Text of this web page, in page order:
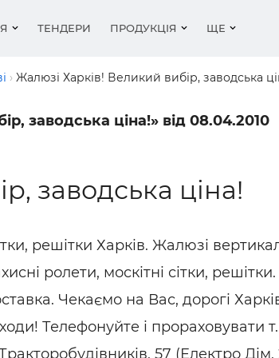
Нерухомість
Метал, вироби з
Покрівля, матеріали
Двері, ворота
Пиломатеріали,
Цегла, цемент, бетон,
тощо
ТЕНДЕРИ ПРОДУКЦІЯ
Вікна
Оздоблювальні
Матеріали для стін -
піноблоки
ЩЕ
Рейтинги
Жалюзі Харків! Великий вибір, заводська
заводська ціна!» від 08.04.2010
заводська ціна!
решітки Харків. Жалюзі
ролети, москітні сітки, решітки.
Чекаємо на Вас, дорогі
Телефонуйте і прораховувати
57 (Електро Дім,